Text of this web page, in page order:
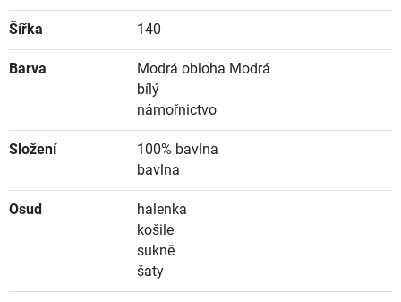
Šířka 140
Barva
Modrá obloha Modrá
bílý
námořnictvo
Složení
100% bavlna
bavlna
Osud
halenka
košile
sukně
šaty